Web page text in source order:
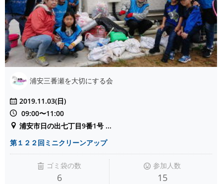
浦安三番瀬を大切にする会
2019.11.03(日)
09:00〜11:00
浦安市日の出七丁目9番1号 ...
第１２２回ミニクリーンアップ
ゴミ袋の数
6
参加人数
15